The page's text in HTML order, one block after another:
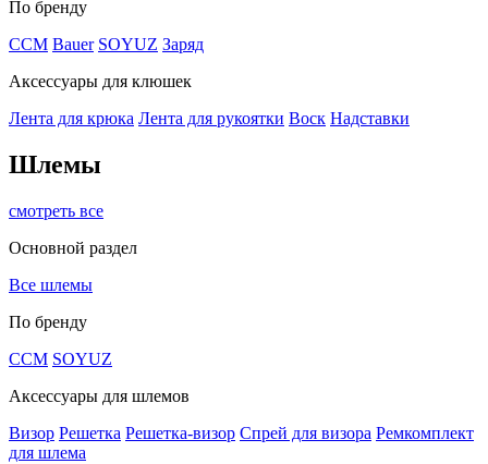
По бренду
CCM Bauer SOYUZ Заряд
Аксессуары для клюшек
Лента для крюка Лента для рукоятки Воск Надставки
Шлемы
смотреть все
Основной раздел
Все шлемы
По бренду
CCM SOYUZ
Аксессуары для шлемов
Визор Решетка Решетка-визор Спрей для визора Ремкомплект
для шлема